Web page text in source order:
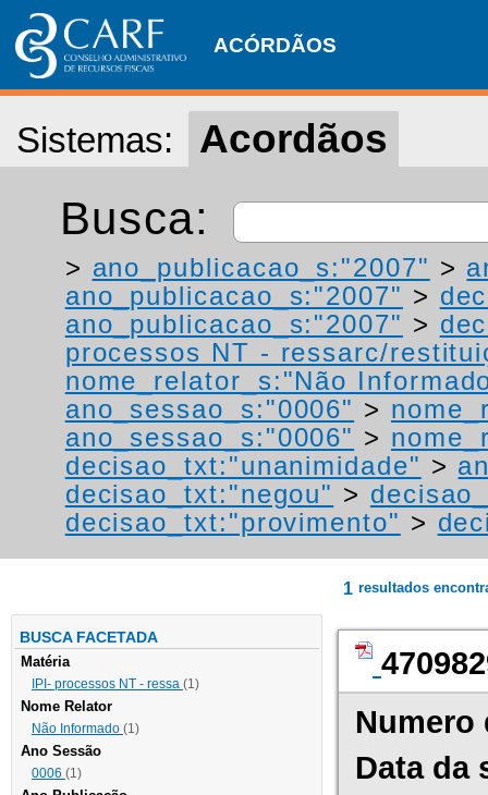
ACÓRDÃOS
Sistemas: Acordãos
Busca:
> ano_publicacao_s:"2007" >
ano_publicacao_s:"2007" >
ano_publicacao_s:"2007" >
processos NT - ressarc/
nome_relator_s:"Não
ano_sessao_s:"0006" >
ano_sessao_s:"0006" >
decisao_txt:"unanimidade" >
decisao_txt:"negou" >
decisao_txt:"provimento" >
BUSCA FACETADA
Matéria
IPI- processos NT - ressa (1)
Nome Relator
Não Informado (1)
Ano Sessão
0006 (1)
1 resultados
Numero
Data da